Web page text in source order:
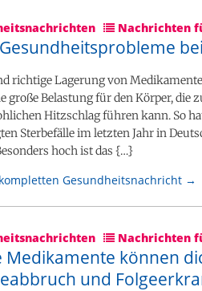
Nachrichten
richtige Lagerung von
große Belastung für den Körper, die
Hitzschlag führen kann. So
Sterbefälle im letzten Jahr in
hoch ist das {…}
Gesundheitsnachricht →
Nachrichten
Medikamente können
und